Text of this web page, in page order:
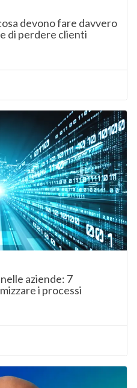
devono fare davvero
di perdere clienti
aziende: 7
i processi